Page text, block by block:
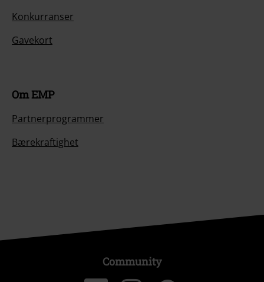
Konkurranser
Gavekort
Om EMP
Partnerprogrammer
Bærekraftighet
Community